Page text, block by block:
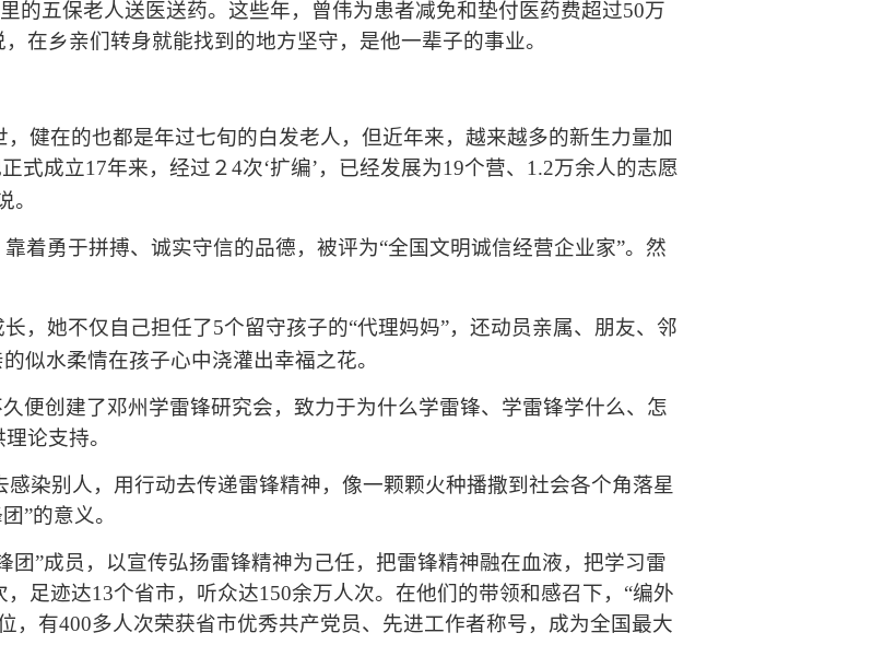
的五保老人送医送药。这些年，曾伟为患者减免和垫付医药费超过50万
在乡亲们转身就能找到的地方坚守，是他一辈子的事业。
，健在的也都是年过七旬的白发老人，但近年来，越来越多的新生力量加
式成立17年来，经过２4次‘扩编’，已经发展为19个营、 1.2万余人的志愿
。
着勇于拼搏、诚实守信的品德，被评为“全国文明诚信经营企业家”。然
，她不仅自己担任了5个留守孩子的“代理妈妈”，还动员亲属、朋友、邻
似水柔情在孩子心中浇灌出幸福之花。
便创建了邓州学雷锋研究会，致力于为什么学雷锋、学雷锋学什么、怎
论支持。
感染别人，用行动去传递雷锋精神，像一颗颗火种播撒到社会各个角落星
”的意义。
团”成员，以宣传弘扬雷锋精神为己任，把雷锋精神融在血液，把学习雷
，足迹达13个省市，听众达150余万人次。在他们的带领和感召下， “编外
，有400多人次荣获省市优秀共产党员、先进工作者称号，成为全国最大